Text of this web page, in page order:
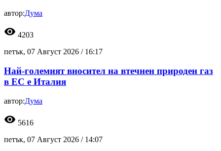
автор:Дума
visibility 4203
петък, 07 Август 2026 / 16:17
Най-големият вносител на втечнен природен газ
в ЕС е Италия
автор:Дума
visibility 5616
петък, 07 Август 2026 / 14:07